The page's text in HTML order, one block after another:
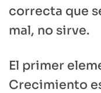
correcta que
mal, no sirve.
El primer
Crecimiento